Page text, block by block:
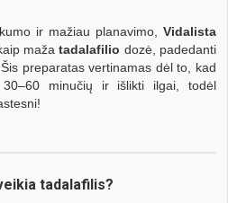
ir mažiau planavimo, Vidalista
mažatadalafilio dozė, padedanti
preparatas vertinamas dėl to, kad
minučių ir išlikti ilgai, todėl
tadalafilis?